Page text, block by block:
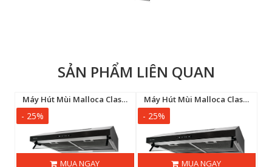
SẢN PHẨM LIÊN QUAN
Máy Hút Mùi Malloca Classic MH9014B
- 25%
MUA NGAY
Máy Hút Mùi Malloca Classic MH7014B
- 25%
MUA NGAY